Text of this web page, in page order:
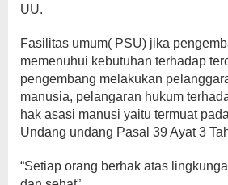
UU.
Fasilitas umum( PSU) jika
memenuhui kebutuhan terhadap
pengembang melakukan
manusia, pelangaran hukum
hak asasi manusi yaitu termuat
Undang undang Pasal 39 Ayat 3
“Setiap orang berhak atas